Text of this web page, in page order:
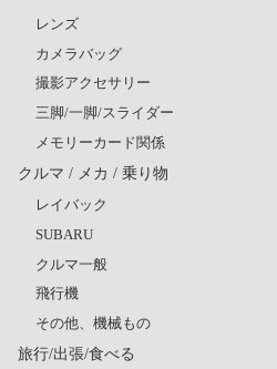
レンズ
カメラバッグ
撮影アクセサリー
三脚/一脚/スライダー
メモリーカード関係
クルマ / メカ / 乗り物
レイバック
SUBARU
クルマ一般
飛行機
その他、機械もの
旅行/出張/食べる